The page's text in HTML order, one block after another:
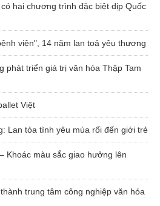
hai chương trình đặc biệt dịp Quốc
viện", 14 năm lan toả yêu thương
phát triển giá trị văn hóa Thập Tam
Việt
Lan tỏa tình yêu múa rối đến giới trẻ
Khoác màu sắc giao hưởng lên
trung tâm công nghiệp văn hóa